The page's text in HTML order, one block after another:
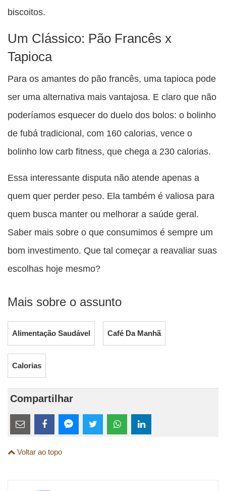
biscoitos.
Um Clássico: Pão Francês x
Tapioca
Para os amantes do pão francês, uma tapioca pode
ser uma alternativa mais vantajosa. E claro que não
poderíamos esquecer do duelo dos bolos: o bolinho
de fubá tradicional, com 160 calorias, vence o
bolinho low carb fitness, que chega a 230 calorias.
Essa interessante disputa não atende apenas a
quem quer perder peso. Ela também é valiosa para
quem busca manter ou melhorar a saúde geral.
Saber mais sobre o que consumimos é sempre um
bom investimento. Que tal começar a reavaliar suas
escolhas hoje mesmo?
Mais sobre o assunto
Alimentação Saudável Café Da Manhã
Calorias
Compartilhar
Estes
links
são
esta
esta
Voltar ao topo